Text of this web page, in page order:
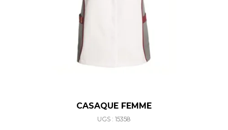
CASAQUE FEMME
UGS : 15358